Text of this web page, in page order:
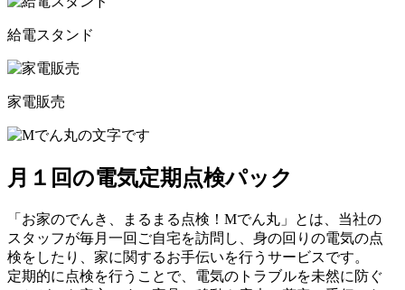
給電スタンド
家電販売
月１回の電気定期点検パック
「お家のでんき、まるまる点検！Mでん丸」とは、当社の
スタッフが毎月一回ご自宅を訪問し、身の回りの電気の点
検をしたり、家に関するお手伝いを行うサービスです。
定期的に点検を行うことで、電気のトラブルを未然に防ぐ